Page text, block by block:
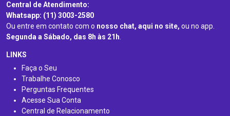
Central de Atendimento:
Whatsapp: (11) 3003-2580
Ou entre em contato com o nosso chat, aqui no site, ou no app.
Segunda a Sábado, das 8h às 21h.
LINKS
Faça o Seu
Trabalhe Conosco
Perguntas Frequentes
Acesse Sua Conta
Central de Relacionamento